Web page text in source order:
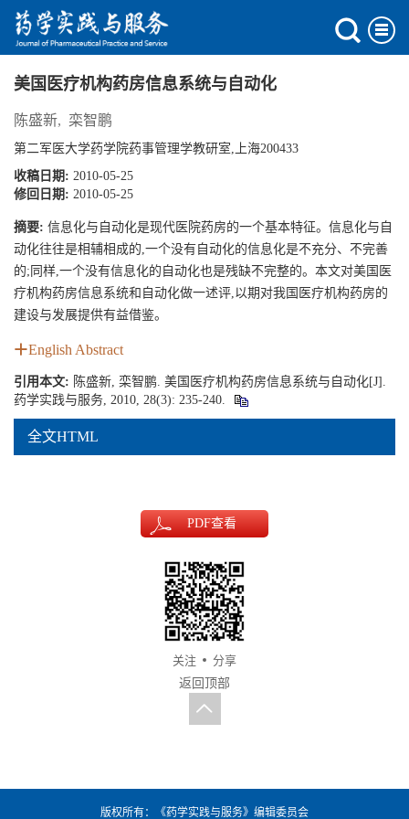
美国医疗机构药房信息系统与自动化
陈盛新, 栾智鹏
第二军医大学药学院药事管理学教研室,上海200433
收稿日期: 2010-05-25
修回日期: 2010-05-25
摘要: 信息化与自动化是现代医院药房的一个基本特征。信息化与自
动化往往是相辅相成的,一个没有自动化的信息化是不充分、不完善
的;同样,一个没有信息化的自动化也是残缺不完整的。本文对美国医
疗机构药房信息系统和自动化做一述评,以期对我国医疗机构药房的
建设与发展提供有益借鉴。
English Abstract
引用本文: 陈盛新, 栾智鹏. 美国医疗机构药房信息系统与自动化[J].
药学实践与服务, 2010, 28(3): 235-240.
全文HTML
PDF查看
关注
分享
返回顶部
版权所有：《药学实践与服务》编辑委员会